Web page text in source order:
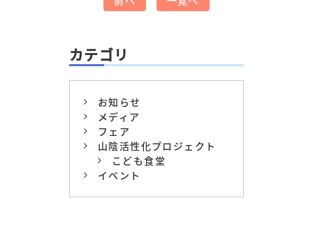
カテゴリ
お知らせ
メディア
フェア
山陰活性化プロジェクト
こども食堂
イベント